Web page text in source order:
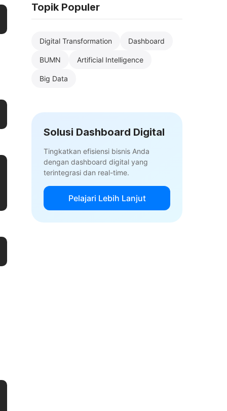
Topik Populer
Digital Transformation Dashboard
BUMN Artificial Intelligence
Big Data
Solusi Dashboard Digital
Tingkatkan efisiensi bisnis Anda
dengan dashboard digital yang
terintegrasi dan real-time.
Pelajari Lebih Lanjut